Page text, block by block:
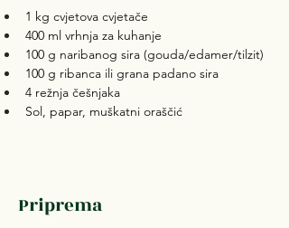
1 kg cvjetova cvjetače
400 ml vrhnja za kuhanje
100 g naribanog sira (gouda/edamer/tilzit)
100 g ribanca ili grana padano sira
4 režnja češnjaka
Sol, papar, muškatni oraščić
Priprema